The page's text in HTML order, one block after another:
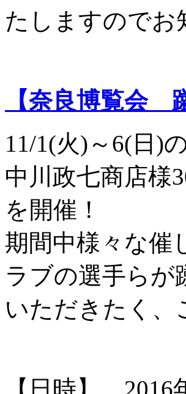
たしますのでお
【奈良博覧会
11/1(火)～6(日)
中川政七商店様
を開催！
期間中様々な催
ラブの選手らが
いただきたく、